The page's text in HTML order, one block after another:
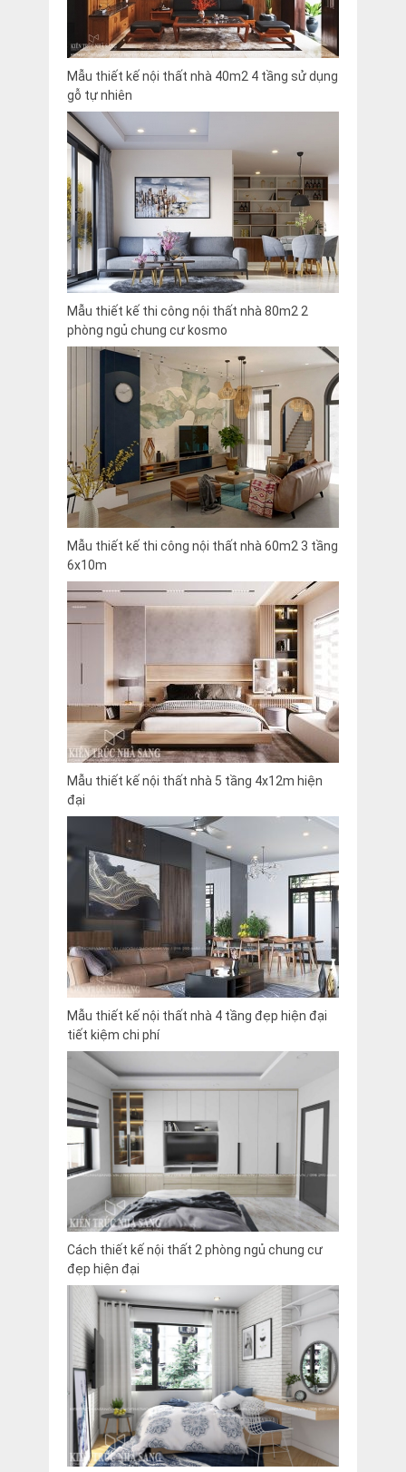
Mẫu thiết kế nội thất nhà 40m2 4 tầng sử dụng
gỗ tự nhiên
Mẫu thiết kế thi công nội thất nhà 80m2 2
phòng ngủ chung cư kosmo
Mẫu thiết kế thi công nội thất nhà 60m2 3 tầng
6x10m
Mẫu thiết kế nội thất nhà 5 tầng 4x12m hiện
đại
Mẫu thiết kế nội thất nhà 4 tầng đẹp hiện đại
tiết kiệm chi phí
Cách thiết kế nội thất 2 phòng ngủ chung cư
đẹp hiện đại